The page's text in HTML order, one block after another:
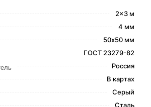
2x3 м
4 мм
50х50 мм
ГОСТ 23279-82
Россия
В картах
Серый
Сталь